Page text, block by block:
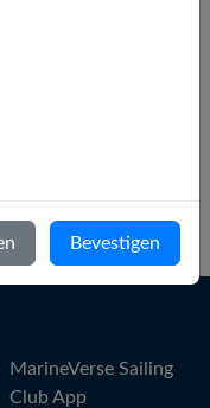
homepagina.
MarineVerse Sailing
Club App
Bevestigen